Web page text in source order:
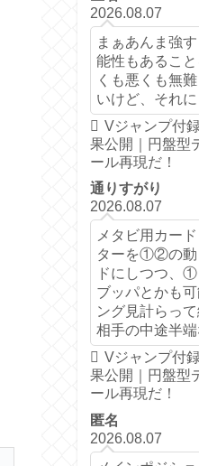
2026.08.07
まぁあんま強
能性もあるこ
くも悪くも無
いけど、それ
Vジャンプ付
果公開｜円盤型
ール再現だ！
通りすがり
2026.08.07
メタビ用カー
ターを①②の動
ドにしつつ、
ブッパとかも
ング見計らっ
相手の中途半
Vジャンプ付
果公開｜円盤型
ール再現だ！
匿名
2026.08.07